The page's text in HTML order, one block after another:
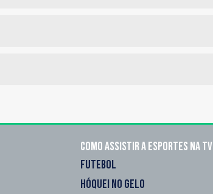
Como assistir a esportes na TV
FUTEBOL
HÓQUEI NO GELO